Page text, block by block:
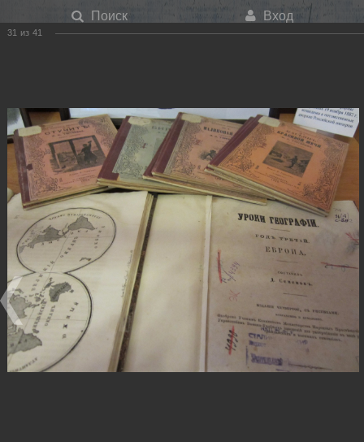
Вход
Поиск
Меню
История учебной книги 2012
Главная О библиотеке Фотогалерея
История учебной книги 2012
31 из 41